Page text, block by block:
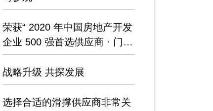
荣获“ 2020 年中国房地产开发
企业 500 强首选供应商 · 门窗
五金类 ”
战略升级 共探发展
选择合适的滑撑供应商非常关